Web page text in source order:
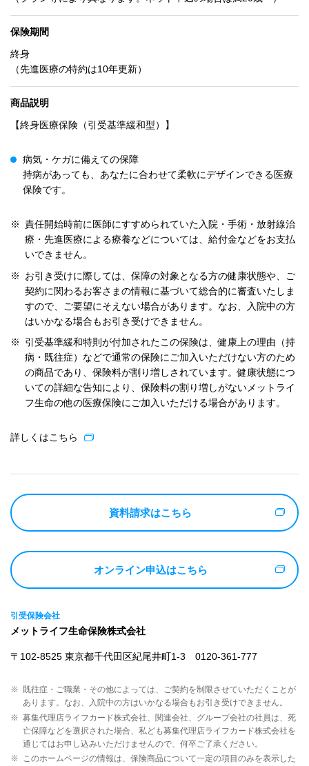
保険期間
終身
（先進医療の特約は10年更新）
商品説明
【終身医療保険（引受基準緩和型）】
病気・ケガに備えての保障
持病があっても、あなたに合わせて柔軟にデザインできる医療
保険です。
※ 責任開始時前に医師にすすめられていた入院・手術・放射線治
療・先進医療による療養などについては、給付金などをお支払
いできません。
※
お引き受けに際しては、保障の対象となる方の健康状態や、ご
契約に関わるお客さまの情報に基づいて総合的に審査いたしま
すので、ご要望にそえない場合があります。なお、入院中の方
はいかなる場合もお引き受けできません。
※
引受基準緩和特則が付加されたこの保険は、健康上の理由（持
病・既往症）などで通常の保険にご加入いただけない方のため
の商品であり、保険料が割り増しされています。健康状態につ
いての詳細な告知により、保険料の割り増しがないメットライ
フ生命の他の医療保険にご加入いただける場合があります。
詳しくはこちら
資料請求はこちら
オンライン申込はこちら
引受保険会社
メットライフ生命保険株式会社
〒102-8525 東京都千代田区紀尾井町1-3 0120-361-777
※ 既往症・ご職業・その他によっては、ご契約を制限させていただくことが
あります。なお、入院中の方はいかなる場合もお引き受けできません。
※ 募集代理店ライフカード株式会社、関連会社、グループ会社の社員は、死
亡保障などを選択された場合、私ども募集代理店ライフカード株式会社を
通じてはお申し込みいただけませんので、何卒ご了承ください。
※ このホームページの情報は、保険商品について一定の項目のみを表示した